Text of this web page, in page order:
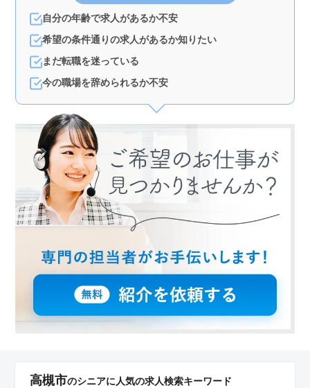
境＞ 社会保険完備で、福利厚生面も充実しておりま
す。交通費実費支給やマイカー通勤可能など、通勤に関
するサポートも充実しています。 ＜シフト制＞ シ
フト制で、月9回の休日があります。さまざまなシフトパ
ターンがあり、ライフスタイルに合わせた働き方も可能
自分の年齢で求人があるか不安
希望の条件通りの求人があるか知りたい
まだ転職を迷っている
今の職場を辞められるか不安
高槻市のシニアに人気の求人検索キーワード